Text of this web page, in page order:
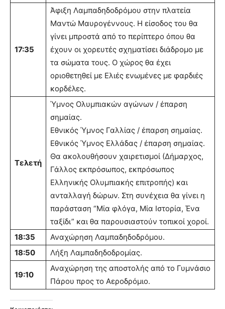
17:35
Άφιξη Λαμπαδηδοδρόμου στην πλατεία
Μαντώ Μαυρογέννους. Η είσοδος του θα
γίνει μπροστά από το περίπτερο όπου θα
έχουν οι χορευτές σχηματίσει διάδρομο με
τα σώματα τους. Ο χώρος θα έχει
οριοθετηθεί με Ελιές ενωμένες με φαρδιές
κορδέλες.
Τελετή
Ύμνος Ολυμπιακών αγώνων / έπαρση
σημαίας.
Εθνικός Ύμνος Γαλλίας / έπαρση σημαίας.
Εθνικός Ύμνος Ελλάδας / έπαρση σημαίας.
Θα ακολουθήσουν χαιρετισμοί (Δήμαρχος,
Γάλλος εκπρόσωπος, εκπρόσωπος
Ελληνικής Ολυμπιακής επιτροπής) και
ανταλλαγή δώρων. Στη συνέχεια θα γίνει η
παράσταση “Μία φλόγα, Μία Ιστορία, Ένα
ταξίδι” και θα παρουσιαστούν τοπικοί χοροί.
18:35
Αναχώρηση Λαμπαδηδοδρόμου.
18:50
Λήξη Λαμπαδηδοδρομίας.
19:10
Αναχώρηση της αποστολής από το Γυμνάσιο
Πάρου προς το Αεροδρόμιο.